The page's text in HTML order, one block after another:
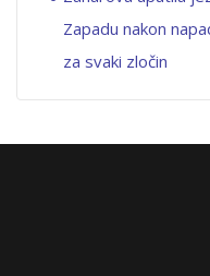
Zapadu nakon
za svaki zločin